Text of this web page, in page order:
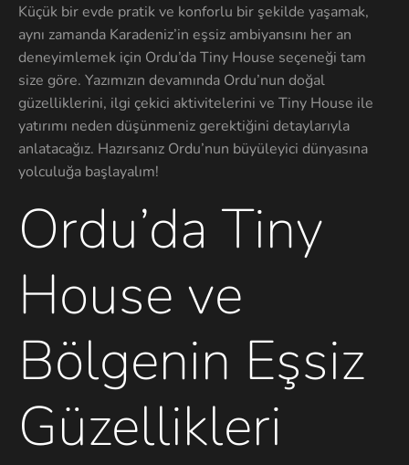
Küçük bir evde pratik ve konforlu bir şekilde yaşamak,
aynı zamanda Karadeniz’in eşsiz ambiyansını her an
deneyimlemek için Ordu’da Tiny House seçeneği tam
size göre. Yazımızın devamında Ordu’nun doğal
güzelliklerini, ilgi çekici aktivitelerini ve Tiny House ile
yatırımı neden düşünmeniz gerektiğini detaylarıyla
anlatacağız. Hazırsanız Ordu’nun büyüleyici dünyasına
yolculuğa başlayalım!
Ordu’da Tiny
House ve
Bölgenin Eşsiz
Güzellikleri